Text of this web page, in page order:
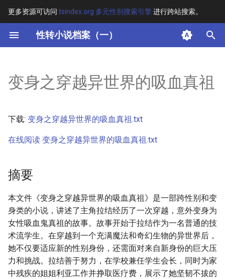
更多资源可访问 tsindex.org 多元性别搜索引擎进行跨站搜索。
性转小说档案（一）
键
开
搜
索
其他信息 [Processed Page
变身之穿越异世界的吸血真祖
下载: 变身之穿越异世界的吸血真祖.txt
在线阅读 变身之穿越异世界的吸血真祖.txt
摘要
本文件《变身之穿越异世界的吸血真祖》是一部跨性别和变
身类的小说，讲述了主角拉结经历了一次穿越，意外变身为
女性吸血鬼真祖的故事。故事开始于拉结作为一名普通的技
术流学生。在穿越到一个充满魔法和奇幻生物的异世界后，
她不仅要适应新的性别身份，还需面对来自新身份的巨大压
力和挑战。拉结善于努力，在学校兼任学生会长，同时为家
中残疾的姐姐利亚工作并挣取医疗费，展示了她坚韧不拔的